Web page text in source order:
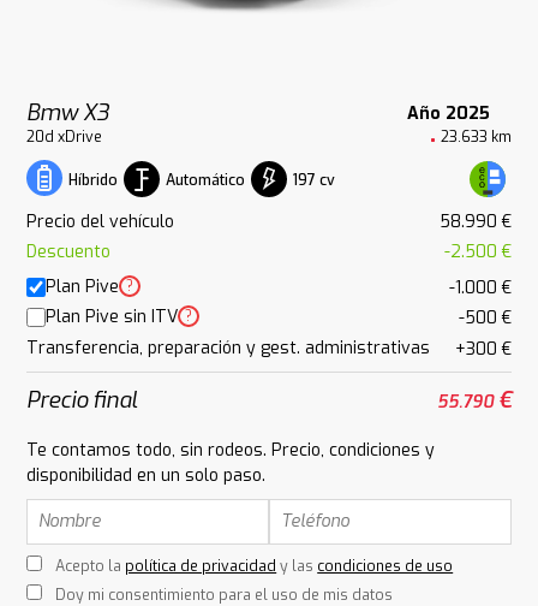
Bmw X3 Año 2025
20d xDrive 23.633 km
Híbrido Automático 197 cv
Precio del vehículo
58.990 €
Descuento
-2.500 €
Plan Pive ?
-1.000 €
Plan Pive sin ITV ?
-500 €
Transferencia, preparación y gest. administrativas
+300 €
Precio final 55.790€
Te contamos todo, sin rodeos. Precio, condiciones y
disponibilidad en un solo paso.
Acepto la política de privacidad y las condiciones de uso
Doy mi consentimiento para el uso de mis datos